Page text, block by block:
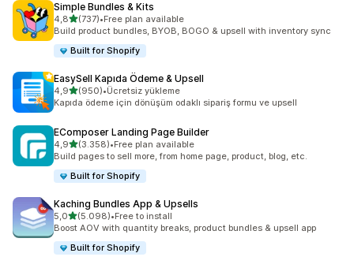
Simple Bundles & Kits
4,85 yıldız üzerinden
(737)
toplam 737 değerlendirme
•Free plan available
Build product bundles, BYOB, BOGO & upsell with inventory sync
Built for Shopify
EasySell Kapıda Ödeme & Upsell
4,95 yıldız üzerinden
(950)
toplam 950 değerlendirme
•Ücretsiz yükleme
Kapıda ödeme için dönüşüm odaklı sipariş formu ve upsell
EComposer Landing Page Builder
4,95 yıldız üzerinden
(3.358)
toplam 3358 değerlendirme
•Free plan available
Build pages to sell more, from home page, product, blog, etc.
Built for Shopify
Kaching Bundles App & Upsells
5,05 yıldız üzerinden
(5.098)
toplam 5098 değerlendirme
•Free to install
Boost AOV with quantity breaks, product bundles & upsell app
Built for Shopify